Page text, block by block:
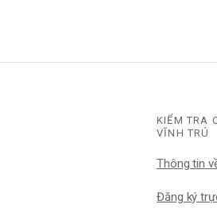
KIỂM TRA
VĨNH TRÚ
Thông tin
Đăng ký